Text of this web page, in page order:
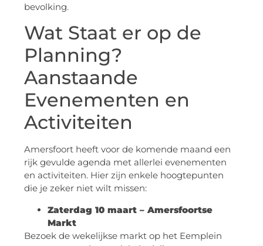
bevolking.
Wat Staat er op de
Planning?
Aanstaande
Evenementen en
Activiteiten
Amersfoort heeft voor de komende maand een
rijk gevulde agenda met allerlei evenementen
en activiteiten. Hier zijn enkele hoogtepunten
die je zeker niet wilt missen:
Zaterdag 10 maart – Amersfoortse
Markt
Bezoek de wekelijkse markt op het Eemplein